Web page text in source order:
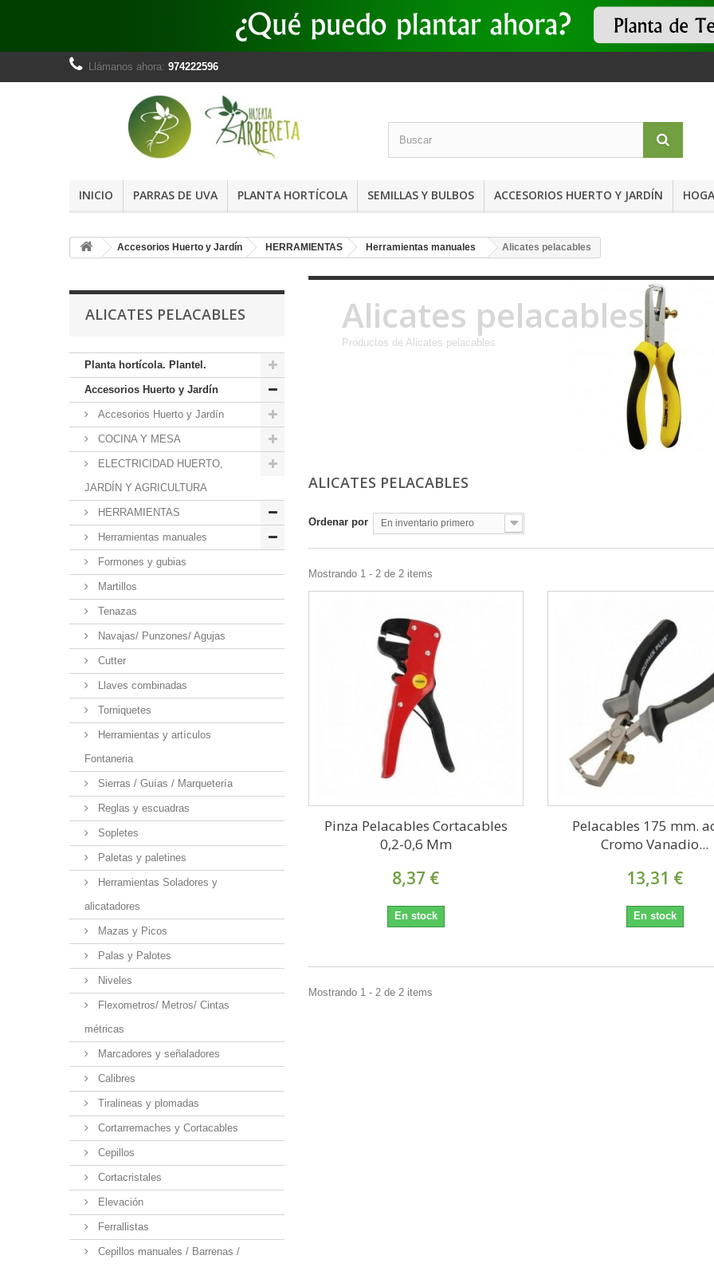
Llámanos ahora: 974222596
INICIO PARRAS DE UVA PLANTA HORTÍCOLA SEMILLAS Y BULBOS ACCESORIOS HUERTO Y JARDÍN
Accesorios Huerto y Jardín HERRAMIENTAS Herramientas manuales Alicates pelacables
ALICATES PELACABLES
Planta hortícola. Plantel.
Accesorios Huerto y Jardín
Accesorios Huerto y Jardín
COCINA Y MESA
ELECTRICIDAD HUERTO,
JARDÍN Y AGRICULTURA
HERRAMIENTAS
Herramientas manuales
Formones y gubias
Martillos
Tenazas
Navajas/ Punzones/ Agujas
Cutter
Llaves combinadas
Torniquetes
Herramientas y artículos
Fontaneria
Sierras / Guías / Marquetería
Reglas y escuadras
Sopletes
Paletas y paletines
Herramientas Soladores y
alicatadores
Mazas y Picos
Palas y Palotes
Niveles
Flexometros/ Metros/ Cintas
métricas
Marcadores y señaladores
Calibres
Tiralineas y plomadas
Cortarremaches y Cortacables
Cepillos
Cortacristales
Elevación
Ferrallistas
Cepillos manuales / Barrenas /
Alicates pelacables
Productos de Alicates pelacables
ALICATES PELACABLES
Ordenar por En inventario primero
Mostrando 1 - 2 de 2 items
Pinza Pelacables Cortacables
0,2-0,6 Mm
8,37 €
En stock
Pelacables 175 mm.
Cromo Vanadio...
13,31 €
En stock
Mostrando 1 - 2 de 2 items